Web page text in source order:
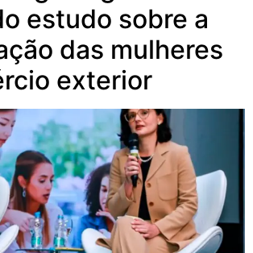
estudo sobre a
das mulheres
exterior